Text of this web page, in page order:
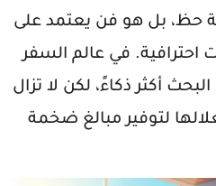
حظ، بل هو فن يعتمد على
احترافية. في عالم السفر
أكثر ذكاءً، لكن لا تزال
لتوفير مبالغ ضخمة